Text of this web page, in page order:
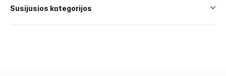
Susijusios kategorijos